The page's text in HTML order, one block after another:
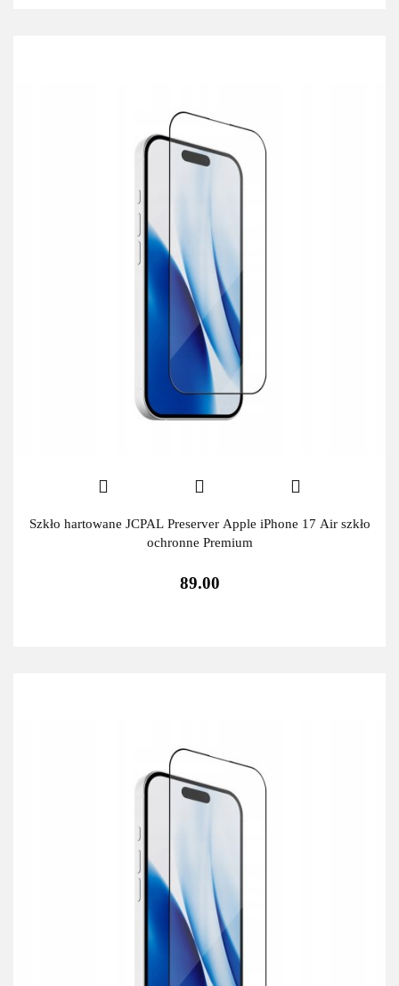
Szkło hartowane JCPAL Preserver Apple iPhone 17 Air szkło
ochronne Premium
89.00